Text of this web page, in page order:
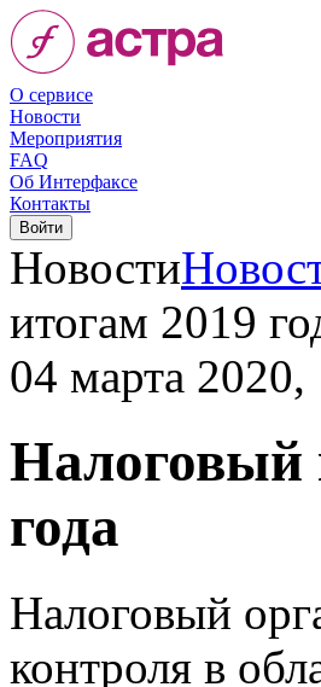
О сервисе
Новости
Мероприятия
FAQ
Об Интерфаксе
Контакты
Новости
итогам 2019
04 марта 2020,
Налоговый
года
Налоговый
контроля в